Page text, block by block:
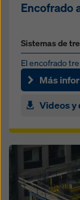
Encofrado
Sistemas de
El encofrado
sencilla y
Más
Videos y